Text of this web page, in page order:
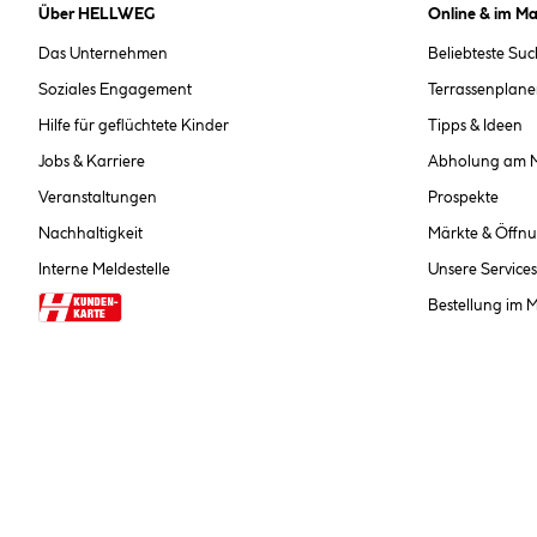
Über HELLWEG
Das Unternehmen
Soziales Engagement
Hilfe für geflüchtete Kinder
Jobs & Karriere
Veranstaltungen
Nachhaltigkeit
Interne Meldestelle
Online & im
Beliebteste
Tipps & Ideen
Abholung am
Prospekte
Märkte &
Unsere Services
Bestellung im